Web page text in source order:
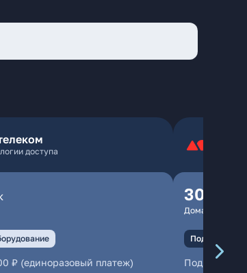
доступа
₽ (единоразовый платеж)
300
Домашний
Подключение